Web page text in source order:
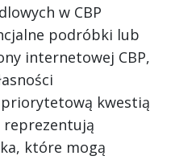
w CBP
podróbki lub
internetowej CBP,
kwestią
reprezentują
które mogą